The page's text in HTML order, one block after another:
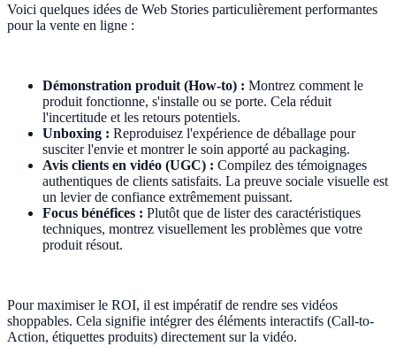
Voici quelques idées de Web Stories particulièrement performantes
pour la vente en ligne :
Démonstration produit (How-to) : Montrez comment le
produit fonctionne, s'installe ou se porte. Cela réduit
l'incertitude et les retours potentiels.
Unboxing : Reproduisez l'expérience de déballage pour
susciter l'envie et montrer le soin apporté au packaging.
Avis clients en vidéo (UGC) : Compilez des témoignages
authentiques de clients satisfaits. La preuve sociale visuelle est
un levier de confiance extrêmement puissant.
Focus bénéfices : Plutôt que de lister des caractéristiques
techniques, montrez visuellement les problèmes que votre
produit résout.
Pour maximiser le ROI, il est impératif de rendre ses vidéos
shoppables. Cela signifie intégrer des éléments interactifs (Call-to-
Action, étiquettes produits) directement sur la vidéo.